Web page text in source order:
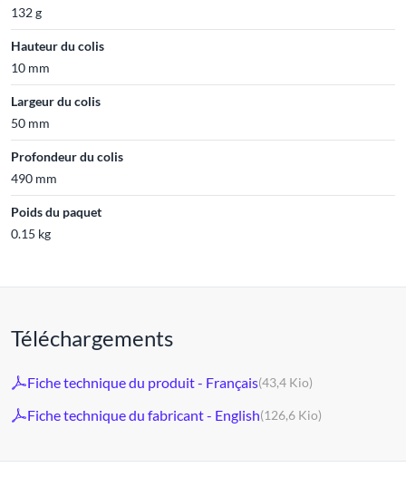
132 g
Hauteur du colis
10 mm
Largeur du colis
50 mm
Profondeur du colis
490 mm
Poids du paquet
0.15 kg
Téléchargements
Fiche technique du produit - Français(43,4 Kio)
Fiche technique du fabricant - English(126,6 Kio)